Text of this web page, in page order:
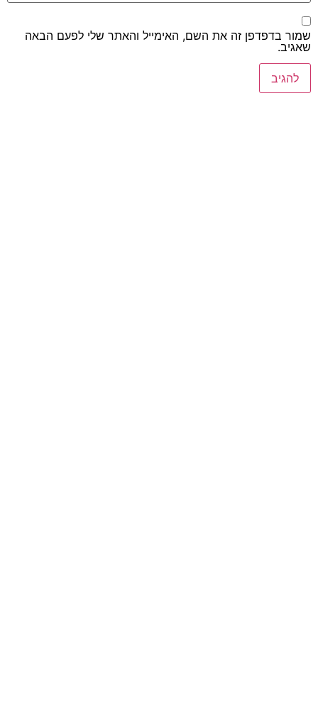
שמור בדפדפן זה את השם, האימייל והאתר שלי לפעם הבאה
שאגיב.